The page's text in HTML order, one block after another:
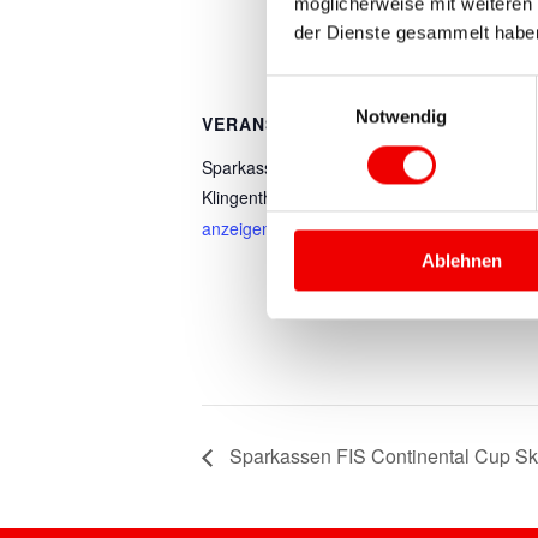
der Dienste gesammelt
Notwendig
Ablehnen
VERANSTALTUNGSORT
Sparkasse Vogtland Arena
Klingenthal
anzeigen
Sparkassen FIS Continental Cup